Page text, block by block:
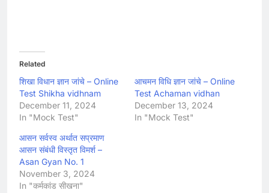
Related
शिखा विधान ज्ञान जांचे – Online
Test Shikha vidhnam
December 11, 2024
In "Mock Test"
आचमन विधि ज्ञान जांचे – Online
Test Achaman vidhan
December 13, 2024
In "Mock Test"
आसन सर्वस्व अर्थात सप्रमाण
आसन संबंधी विस्तृत विमर्श –
Asan Gyan No. 1
November 3, 2024
In "कर्मकांड सीखना"